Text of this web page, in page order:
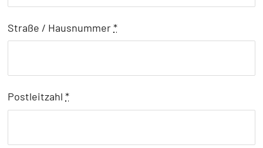
Straße / Hausnummer*
Postleitzahl*